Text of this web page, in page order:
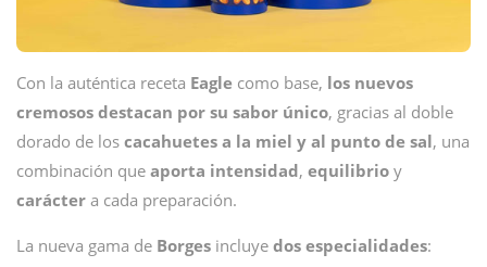
Con la auténtica receta Eagle como base, los nuevos
cremosos destacan por su sabor único, gracias al doble
dorado de los cacahuetes a la miel y al punto de sal, una
combinación que aporta intensidad, equilibrio y
carácter a cada preparación.
La nueva gama de Borges incluye dos especialidades: